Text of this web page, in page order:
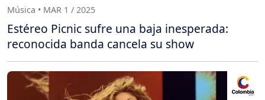
Música • MAR 1 / 2025
Estéreo Picnic sufre una baja inesperada:
reconocida banda cancela su show